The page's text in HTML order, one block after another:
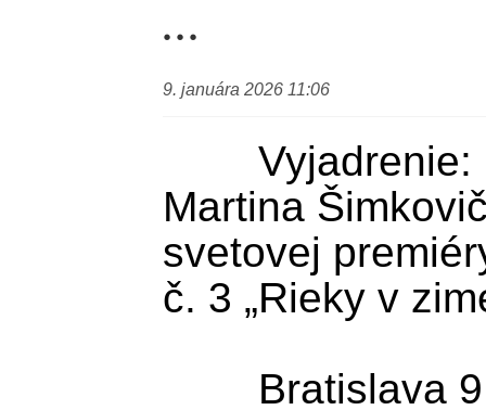
...
9. januára 2026 11:06
Martina
svetovej
č. 3 „Rieky v